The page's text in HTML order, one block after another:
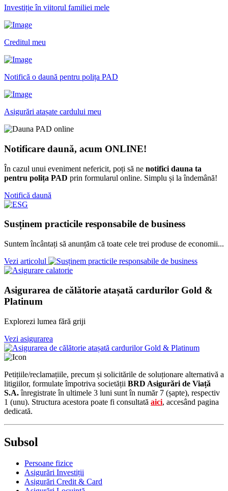
Investiție în viitorul familiei mele
Creditul meu
Notifică o daună pentru polița PAD
Asigurări atașate cardului meu
Notificare daună, acum ONLINE!
În cazul unui eveniment nefericit, poți să ne notifici dauna ta
pentru polița PAD prin formularul online. Simplu și la îndemână!
Notifică daună
Susținem practicile responsabile de business
Suntem încântați să anunțăm că toate cele trei produse de economii...
Vezi articolul
Asigurarea de călătorie atașată cardurilor Gold &
Platinum
Explorezi lumea fără griji
Vezi asigurarea
Petițiile/reclamațiile, precum și solicitările de soluționare alternativă a
litigiilor, formulate împotriva societății BRD Asigurări de Viață
S.A.înregistrate în ultimele 3 luni sunt în număr 7 (șapte), respectiv
1 (unu). Structura acestora poate fi consultată aici, accesând pagina
dedicată.
Subsol
Persoane fizice
Asigurări Investiții
Asigurări Credit & Card